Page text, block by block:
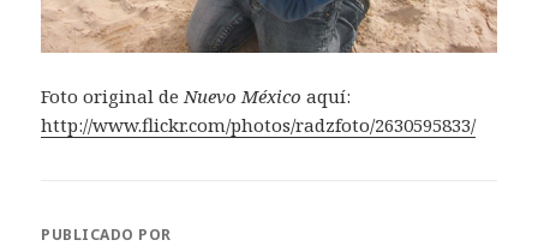
Foto original de Nuevo México aquí:
http://www.flickr.com/photos/radzfoto/2630595833/
PUBLICADO POR